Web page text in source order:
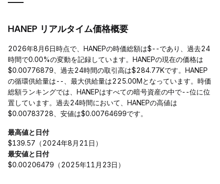
HANEP リアルタイム価格概要
2026年8月6日時点で、HANEPの時価総額は$--であり、過去24
時間で0.00%の変動を記録しています。HANEPの現在の価格は
$0.00776879、過去24時間の取引高は$284.77Kです。HANEP
の循環供給量は--、最大供給量は225.00Mとなっています。時価
総額ランキングでは、HANEPはすべての暗号資産の中で--位に位
置しています。過去24時間において、HANEPの高値は
$0.00783728、安値は$0.00764699です。
最高値と日付
$139.57（2024年8月21日）
最安値と日付
$0.00206479（2025年11月23日）